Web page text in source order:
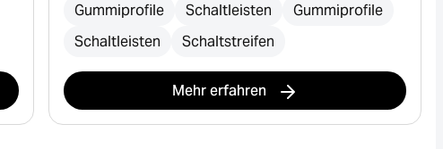
Gummiprofile Schaltleisten
Gummiprofile
Schaltleisten
Schaltstreifen
Mehr erfahren